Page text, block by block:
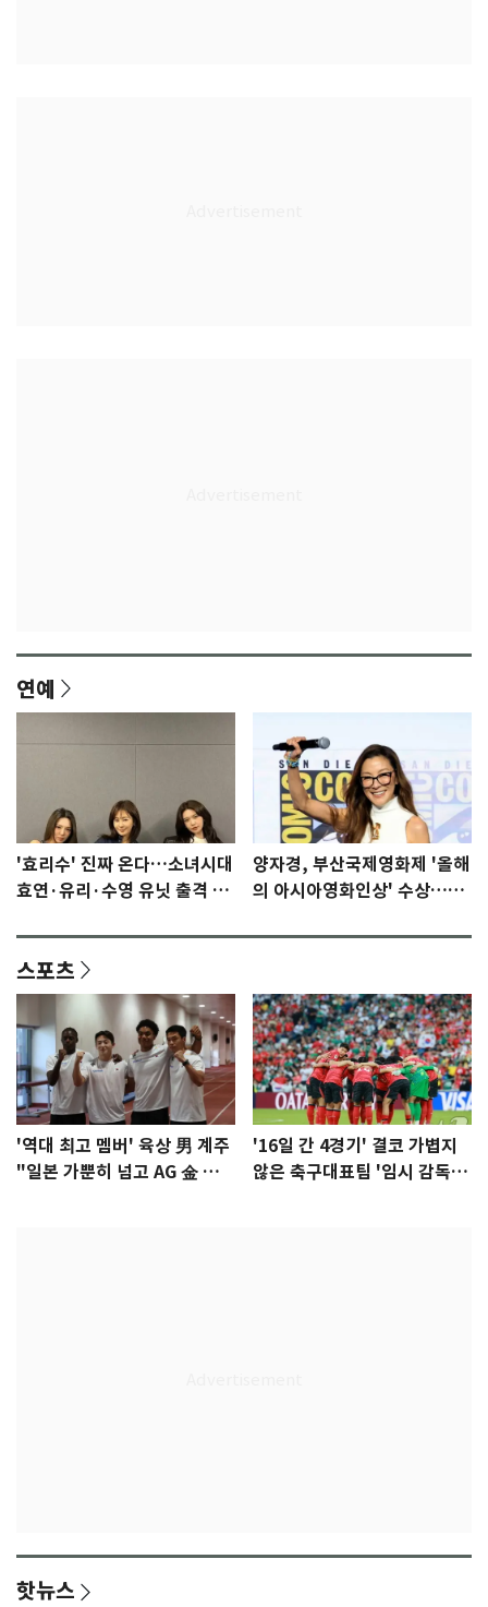
연예
'효리수' 진짜 온다…소녀시대
효연·유리·수영 유닛 출격 [N
양자경, 부산국제영화제 '올해
의 아시아영화인상' 수상…15
스포츠
'역대 최고 멤버' 육상 男 계주
"일본 가뿐히 넘고 AG 金 따겠
'16일 간 4경기' 결코 가볍지
않은 축구대표팀 '임시 감독'
핫뉴스